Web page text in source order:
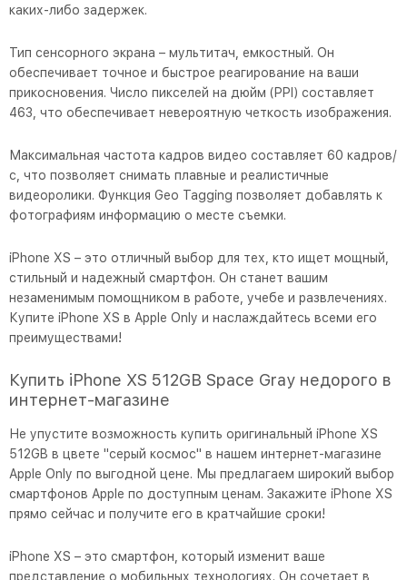
каких-либо задержек.
Тип сенсорного экрана – мультитач, емкостный. Он
обеспечивает точное и быстрое реагирование на ваши
прикосновения. Число пикселей на дюйм (PPI) составляет
463, что обеспечивает невероятную четкость изображения.
Максимальная частота кадров видео составляет 60 кадров/
с, что позволяет снимать плавные и реалистичные
видеоролики. Функция Geo Tagging позволяет добавлять к
фотографиям информацию о месте съемки.
iPhone XS – это отличный выбор для тех, кто ищет мощный,
стильный и надежный смартфон. Он станет вашим
незаменимым помощником в работе, учебе и развлечениях.
Купите iPhone XS в Apple Only и наслаждайтесь всеми его
преимуществами!
Купить iPhone XS 512GB Space Gray недорого в
интернет-магазине
Не упустите возможность купить оригинальный iPhone XS
512GB в цвете "серый космос" в нашем интернет-магазине
Apple Only по выгодной цене. Мы предлагаем широкий выбор
смартфонов Apple по доступным ценам. Закажите iPhone XS
прямо сейчас и получите его в кратчайшие сроки!
iPhone XS – это смартфон, который изменит ваше
представление о мобильных технологиях. Он сочетает в